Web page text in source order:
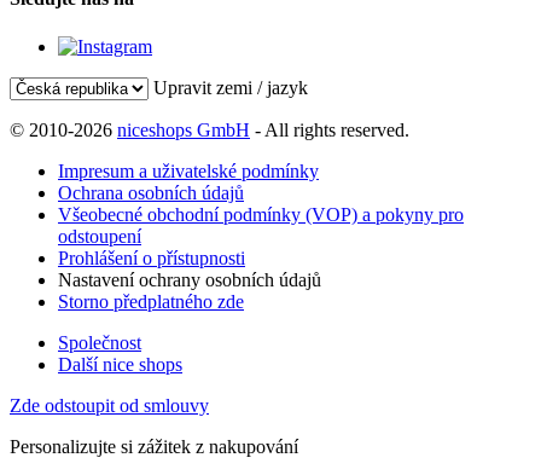
Upravit zemi / jazyk
© 2010-2026 niceshops GmbH - All rights reserved.
Impresum a uživatelské podmínky
Ochrana osobních údajů
Všeobecné obchodní podmínky (VOP) a pokyny pro
odstoupení
Prohlášení o přístupnosti
Nastavení ochrany osobních údajů
Storno předplatného zde
Společnost
Další nice shops
Zde odstoupit od smlouvy
Personalizujte si zážitek z nakupování